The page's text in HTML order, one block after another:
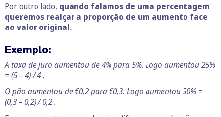
Por outro lado, quando falamos de uma percentagem
queremos realçar a proporção de um aumento face
ao valor original.
Exemplo:
A taxa de juro aumentou de 4% para 5%. Logo aumentou 25%
= (5 – 4) / 4 .
O pão aumentou de €0,2 para €0,3. Logo aumentou 50% =
(0,3 – 0,2) / 0,2 .